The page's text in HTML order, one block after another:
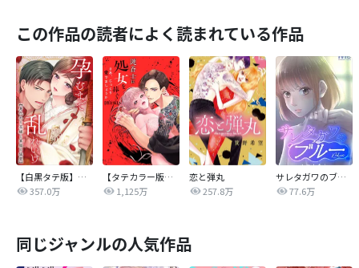
この作品の読者によく読まれている作品
【白黒タテ版】孕むまで乱れいけ～身代わり花嫁と軍服の猛愛
357.0万
【タテカラー版】漣蒼士に処女を捧ぐ～さあ、じっくり愛でましょうか
1,125万
恋と弾丸
257.8万
サレタガワのブルー【タテヨミ】
77.6万
同じジャンルの人気作品